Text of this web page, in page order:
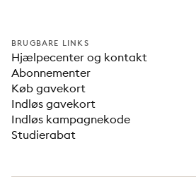
BRUGBARE LINKS
Hjælpecenter og kontakt
Abonnementer
Køb gavekort
Indløs gavekort
Indløs kampagnekode
Studierabat